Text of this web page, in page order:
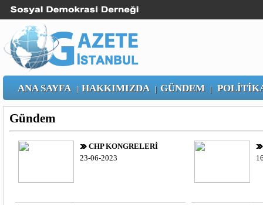
ANA SAYFA | HAKKIMIZDA | GÜNDEM|
Gündem
CHP KONGRELERİ
23-06-2023